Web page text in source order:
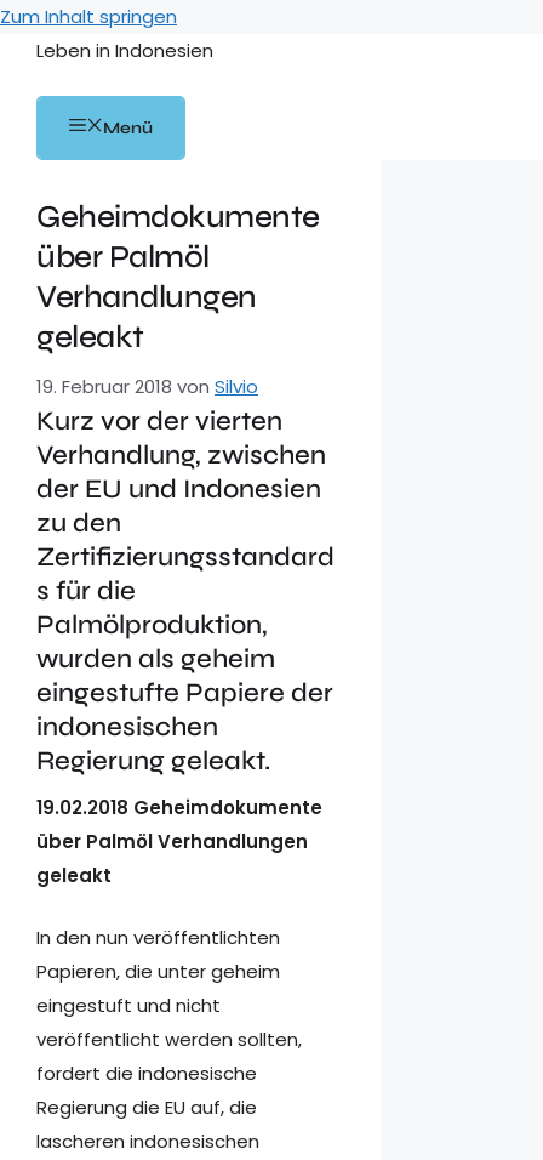
Zum Inhalt springen
Leben in Indonesien
Menü
Geheimdokumente
über Palmöl
Verhandlungen
geleakt
19. Februar 2018 von Silvio
Kurz vor der vierten
Verhandlung, zwischen
der EU und Indonesien
zu den
Zertifizierungsstandard
s für die
Palmölproduktion,
wurden als geheim
eingestufte Papiere der
indonesischen
Regierung geleakt.
19.02.2018 Geheimdokumente
über Palmöl Verhandlungen
geleakt
In den nun veröffentlichten
Papieren, die unter geheim
eingestuft und nicht
veröffentlicht werden sollten,
fordert die indonesische
Regierung die EU auf, die
lascheren indonesischen